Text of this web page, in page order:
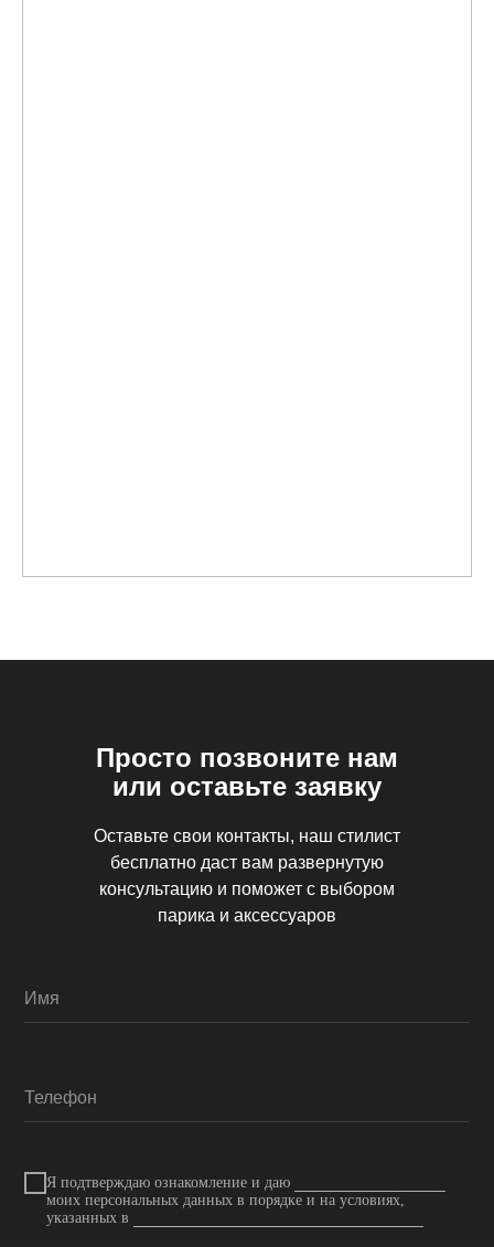
Просто позвоните нам
или оставьте заявку
Оставьте свои контакты, наш стилист
бесплатно даст вам развернутую
консультацию и поможет с выбором
парика и аксессуаров
Имя
Телефон
Я подтверждаю ознакомление и даю
моих персональных данных в порядке и на условиях,
указанных в